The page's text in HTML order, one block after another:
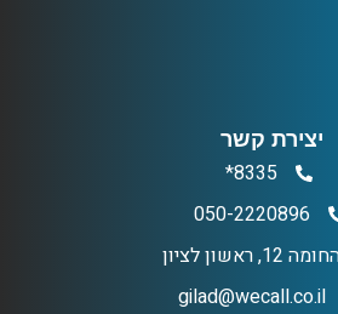
יצירת קשר
8335*
050-2220896
12, ראשון לציון
gilad@wecall.co.il